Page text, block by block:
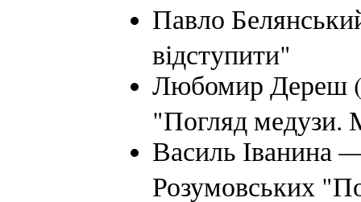
Павло
відступити"
Любомир Дереш
"Погляд медузи.
Василь Іванина
Розумовських